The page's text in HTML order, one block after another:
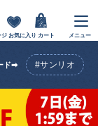
ジ お気に入り カート メニュー
ド➡ #サンリオ